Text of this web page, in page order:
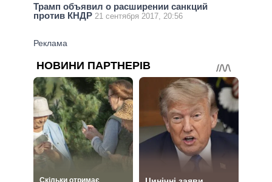
Трамп объявил о расширении санкций
против КНДР 21 сентября 2017, 20:56